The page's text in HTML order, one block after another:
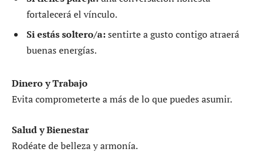
fortalecerá el vínculo.
Si estás soltero/a:sentirte a gusto contigo atraerá
buenas energías.
Dinero y Trabajo
Evita comprometerte a más de lo que puedes asumir.
Salud y Bienestar
Rodéate de belleza y armonía.